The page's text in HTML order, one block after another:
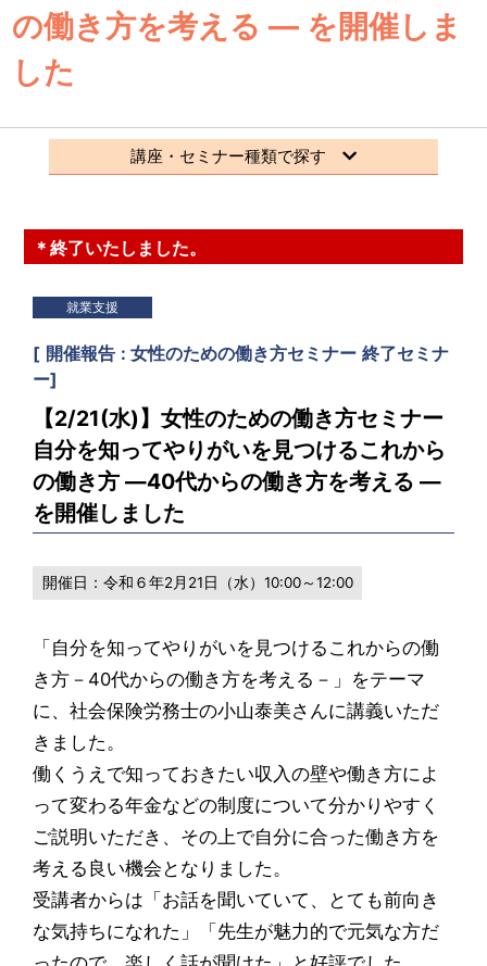
の働き方を考える ― を開催しま
した
講座・セミナー種類で探す
＊終了いたしました。
就業支援
[ 開催報告 女性のための働き方セミナー 終了セミナ
ー]
【2/21(水)】女性のための働き方セミナー
自分を知ってやりがいを見つけるこれから
の働き方 ―40代からの働き方を考える ―
を開催しました
開催日： 令和６年2月21日（水）10:00～12:00
「自分を知ってやりがいを見つけるこれからの働
き方－40代からの働き方を考える－」をテーマ
に、社会保険労務士の小山泰美さんに講義いただ
きました。
働くうえで知っておきたい収入の壁や働き方によ
って変わる年金などの制度について分かりやすく
ご説明いただき、その上で自分に合った働き方を
考える良い機会となりました。
受講者からは「お話を聞いていて、とても前向き
な気持ちになれた」「先生が魅力的で元気な方だ